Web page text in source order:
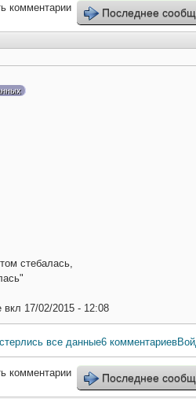
комментарии Последнее
стебалась,
вкл 17/02/2015 - 12:08
все данные6 комментариев
комментарии Последнее